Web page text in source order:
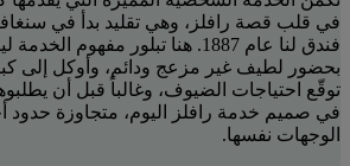
في قلب قصة رافلز، وهي تقليد بدأ في
فندق لنا عام 1887. هنا تبلور مفهوم
بحضور لطيف غير مزعج ودائم، وأوكل إلى
توقّع احتياجات الضيوف، وغالباً قبل أن
في صميم خدمة رافلز اليوم، متجاوزة حدود
الوجهات نفسها.